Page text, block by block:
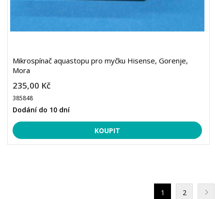
Mikrospínač aquastopu pro myčku Hisense, Gorenje,
Mora
235,00 Kč
385848
Dodání do 10 dní
1 2